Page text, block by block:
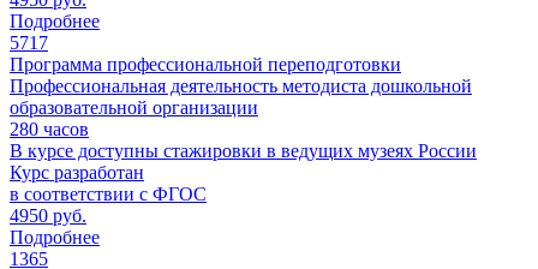
Подробнее
5717
Программа профессиональной переподготовки
Профессиональная деятельность методиста дошкольной
образовательной организации
280 часов
В курсе доступны стажировки в ведущих музеях России
Курс разработан
в соответствии с ФГОС
4950 руб.
Подробнее
1365